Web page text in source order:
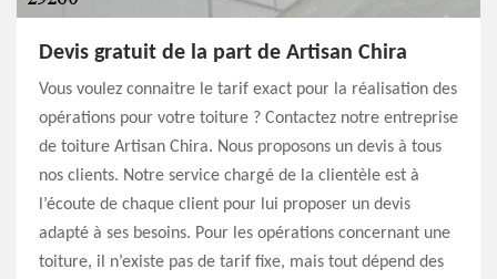
Devis gratuit de la part de Artisan Chira
Vous voulez connaitre le tarif exact pour la réalisation des
opérations pour votre toiture ? Contactez notre entreprise
de toiture Artisan Chira. Nous proposons un devis à tous
nos clients. Notre service chargé de la clientèle est à
l’écoute de chaque client pour lui proposer un devis
adapté à ses besoins. Pour les opérations concernant une
toiture, il n’existe pas de tarif fixe, mais tout dépend des